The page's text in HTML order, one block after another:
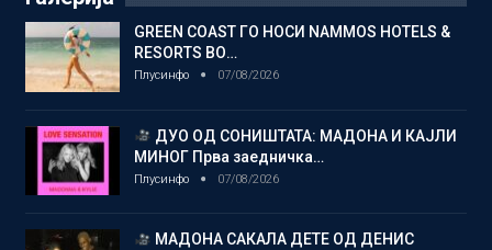
GREEN COAST ГО НОСИ NAMMOS HOTELS &
RESORTS ВО…
Плусинфо 07/08/2026
ДУО ОД СОНИШТАТА: МАДОНА И КАЈЛИ
МИНОГ Прва заедничка…
Плусинфо 07/08/2026
МАДОНА САКАЛА ДЕТЕ ОД ДЕНИС